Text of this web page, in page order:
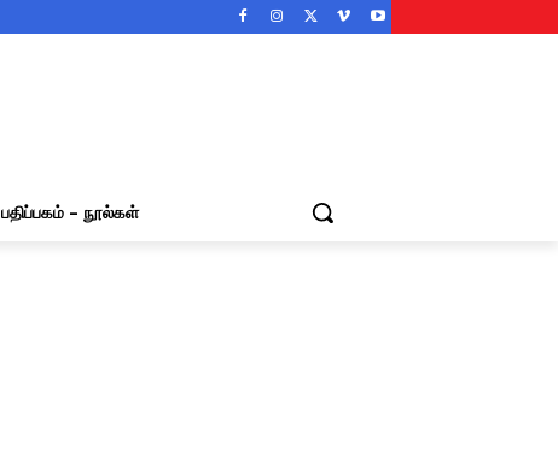
பதிப்பகம் – நூல்கள்